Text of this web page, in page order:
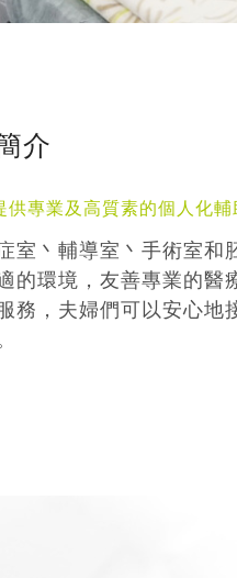
介
專業及高質素的個人化輔
室丶輔導室丶手術室和
的環境，友善專業的醫
務，夫婦們可以安心地